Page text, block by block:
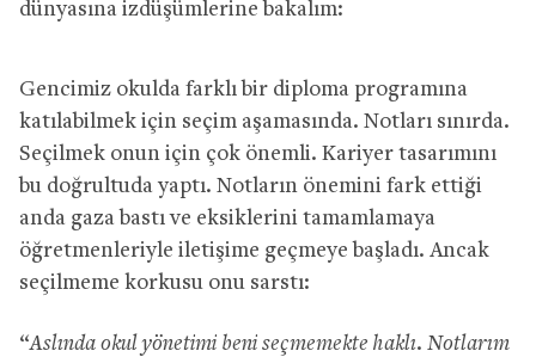
dünyasına izdüşümlerine bakalım:
Gencimiz okulda farklı bir diploma programına
katılabilmek için seçim aşamasında. Notları sınırda.
Seçilmek onun için çok önemli. Kariyer tasarımını
bu doğrultuda yaptı. Notların önemini fark ettiği
anda gaza bastı ve eksiklerini tamamlamaya
öğretmenleriyle iletişime geçmeye başladı. Ancak
seçilmeme korkusu onu sarstı:
“Aslında okul yönetimi beni seçmemekte haklı. Notlarım